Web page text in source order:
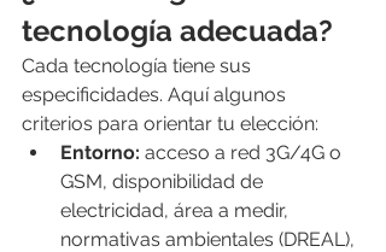
tecnología adecuada?
Cada tecnología tiene sus
especificidades. Aquí algunos
criterios para orientar tu elección:
Entorno: acceso a red 3G/4G o
GSM, disponibilidad de
electricidad, área a medir,
normativas ambientales (DREAL),